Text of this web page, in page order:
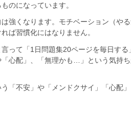
のになっています。
強くなります。モチベーション（や
ば習慣化にはなりません。
って「1日問題集20ページを毎日する
心配」、「無理かも…」という気持
「不安」や「メンドクサイ」「心配